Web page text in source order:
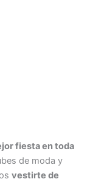
fiesta en toda
de moda y
vestirte de